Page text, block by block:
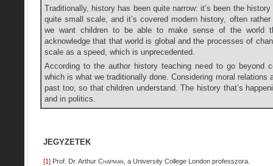
Traditionally, history has been quite narrow: it’s been the
quite small scale, and it’s covered modern history, often
we want children to be able to make sense of the world
acknowledge that that world is global and the processes of
scale as a speed, which is unprecedented.
According to the author history teaching need to go beyond
which is what we traditionally done. Considering moral relations
past too, so that children understand. The history that’s
and in politics.
JEGYZETEK
[1] Prof. Dr. Arthur Chapman , a University College London professzora.